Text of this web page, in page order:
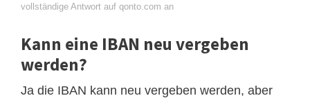
vollständige Antwort auf qonto.com an
Kann eine IBAN neu vergeben
werden?
Ja die IBAN kann neu vergeben werden, aber